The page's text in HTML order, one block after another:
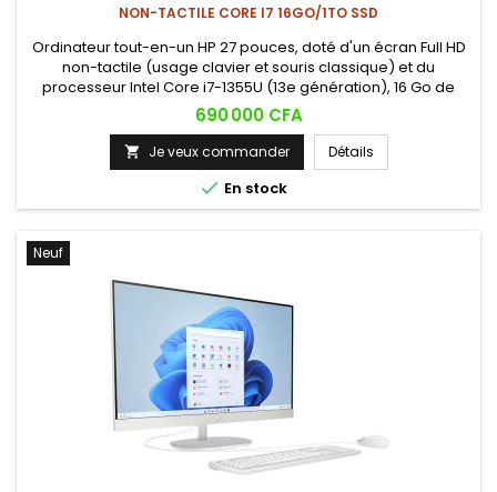
NON-TACTILE CORE I7 16GO/1TO SSD
Ordinateur tout-en-un HP 27 pouces, doté d'un écran Full HD
non-tactile (usage clavier et souris classique) et du
processeur Intel Core i7-1355U (13e génération), 16 Go de
RAM et 1 To de stockage SSD. Un poste puissant et élégant,
idéal pour la productivité et le multitâche exigeant.
Prix
690 000 CFA
 Je veux commander Détails
 En stock
Neuf